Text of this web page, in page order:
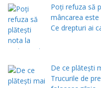
Poți refuza să
mâncarea
Ce drepturi ai
De ce plătești
Trucurile de